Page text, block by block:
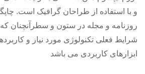
و با استفاده از طراحان گرافیک است.
روزنامه و مجله در ستون و سطرآنچنان
شرایط فعلی تکنولوژی مورد نیاز و
ابزارهای کاربردی می باشد